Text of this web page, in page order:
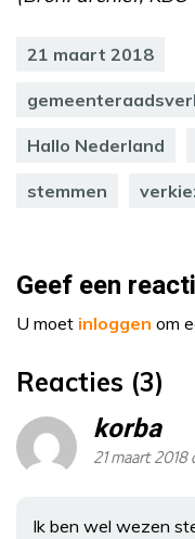
21 maart 2018
Hallo Nederland
stemmen
Geef een
U moet inloggen om
Reacties (3)
korba
21 maart 2018
Ik ben wel wezen